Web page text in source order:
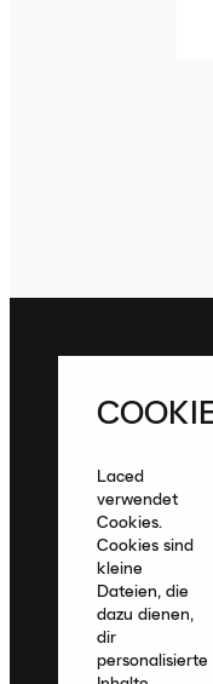
Melde dich
Melde dich
Laced
verwendet
Cookies.
Cookies sind
kleine
Dateien, die
dazu dienen,
dir
personalisierte